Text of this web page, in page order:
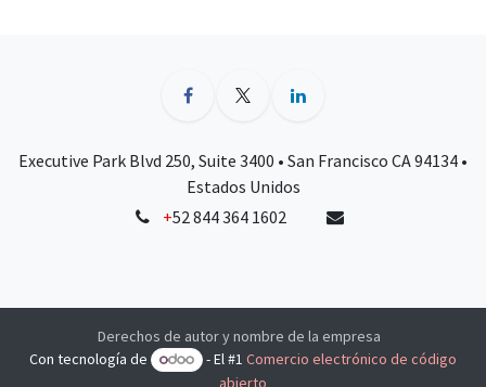
Executive Park Blvd 250, Suite 3400 • San Francisco CA 94134 •
Estados Unidos
+52 844 364 1602
Derechos de autor y nombre de la empresa
Con tecnología de
- El #1Comercio electrónico de código
abierto